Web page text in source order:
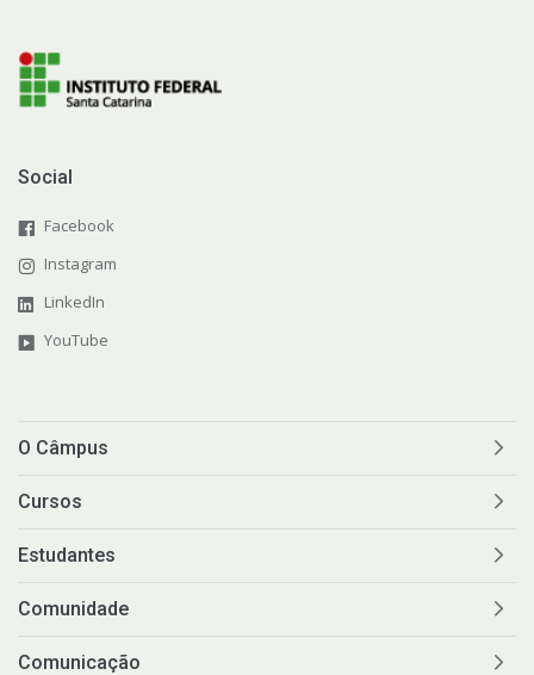
Social
Facebook
Instagram
LinkedIn
YouTube
O Câmpus
Cursos
Estudantes
Comunidade
Comunicação